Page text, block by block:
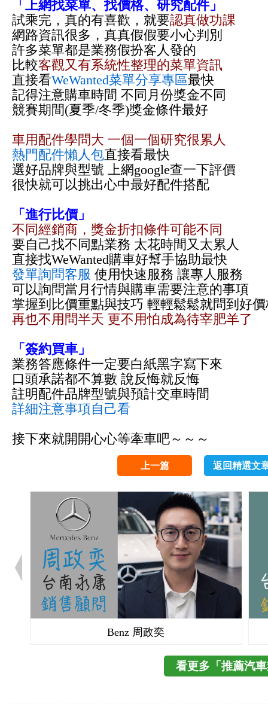
「上網找菜單、找價格、研究配件」
試乘完，真的有喜歡，就要認真做功課
網路資訊很多，真真假假要小心判別
許多菜單都是業務假扮客人發的
比較客觀又有系統性整理的菜單資訊
直接看WeWanted菜單分享專區最快
記得注意購車時間 不同月份獎金不同
競賽期間(夏季/冬季)獎金條件最好
車用配件學問大 一個一個研究很累人
熱門配件懶人包直接看最快
選好品牌與型號 上網google查一下評價
很快就可以挑出心中最好配件搭配
「進行比價」
不同經銷商，獎金折扣條件可能不同
要自己找不同點業務 太花時間又太累人
直接找WeWanted購車好幫手協助最快
發單詢問客服 使用快速服務 讓專人服務
可以詢問當月行情與購車需要注意的事項
掌握到比價重點與技巧 輕輕鬆鬆就問到好
再也不用問半天 更不用怕成為待宰肥羊了
「簽約買車」
業務答應條件一定要白紙黑字寫下來
口頭承諾都不算數 說反悔就反悔
註明配件品牌型號與預計交車時間
詳細注意事項自己看
接下來就開開心心等牽車吧～～～
上一篇 返回精選文
Volvo 楊曦
看更多「推薦汽